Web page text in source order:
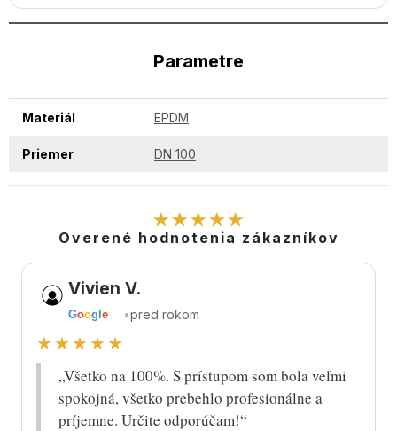
Parametre
Materiál EPDM
Priemer DN 100
★★★★★
Overené hodnotenia zákazníkov
Vivien V.
Goog le •pred rokom
★★★★★
„Všetko na 100%. S prístupom som bola veľmi
spokojná, všetko prebehlo profesionálne a
príjemne. Určite odporúčam!“